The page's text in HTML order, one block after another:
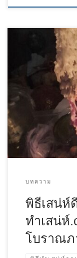
บทความ
พิธีเสน่ห์
ทําเสน่ห์
โบราณภ